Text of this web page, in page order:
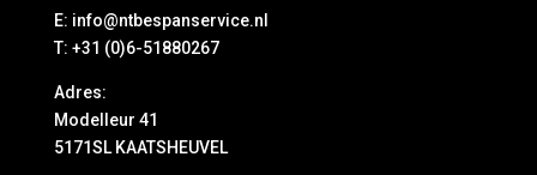
E: info@ntbespanservice.nl
T: +31 (0)6-51880267
Adres:
Modelleur 41
5171SL KAATSHEUVEL